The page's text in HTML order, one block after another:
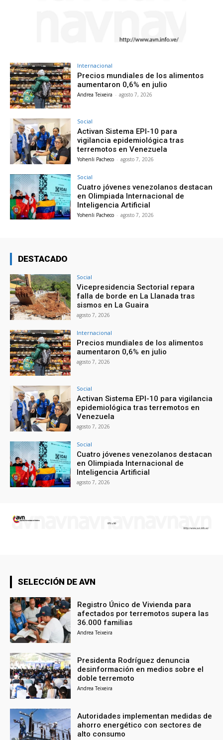
Internacional
Precios mundiales de los alimentos
aumentaron 0,6% en julio
Andrea Teixeira - agosto 7, 2026
Social
Activan Sistema EPI-10 para
vigilancia epidemiológica tras
terremotos en Venezuela
Yohenli Pacheco - agosto 7, 2026
Social
Cuatro jóvenes venezolanos destacan
en Olimpiada Internacional de
Inteligencia Artificial
Yohenli Pacheco - agosto 7, 2026
DESTACADO
Social
Vicepresidencia Sectorial repara
falla de borde en La Llanada tras
sismos en La Guaira
agosto 7, 2026
Internacional
Precios mundiales de los alimentos
aumentaron 0,6% en julio
agosto 7, 2026
Social
Activan Sistema EPI-10 para vigilancia
epidemiológica tras terremotos en
Venezuela
agosto 7, 2026
Social
Cuatro jóvenes venezolanos destacan
en Olimpiada Internacional de
Inteligencia Artificial
agosto 7, 2026
SELECCIÓN DE AVN
Registro Único de Vivienda para
afectados por terremotos supera las
36.000 familias
Andrea Teixeira
Presidenta Rodríguez denuncia
desinformación en medios sobre el
doble terremoto
Andrea Teixeira
Autoridades implementan medidas de
ahorro energético con sectores de
alto consumo